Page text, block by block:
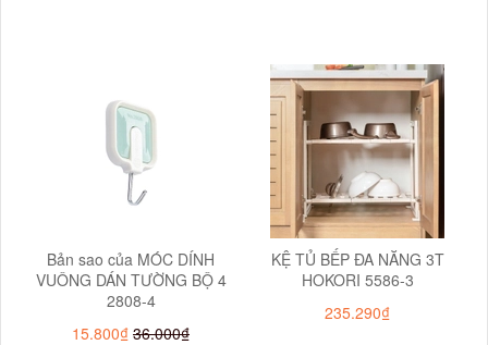
Bản sao của MÓC DÍNH
VUÔNG DÁN TƯỜNG BỘ 4
2808-4
15.800₫ 36.000₫
KỆ TỦ BẾP ĐA NĂNG 3T
HOKORI 5586-3
235.290₫